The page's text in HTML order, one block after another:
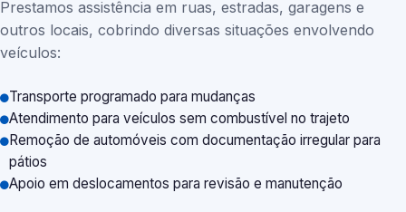
Prestamos assistência em ruas, estradas, garagens e
outros locais, cobrindo diversas situações envolvendo
veículos:
Transporte programado para mudanças
Atendimento para veículos sem combustível no trajeto
Remoção de automóveis com documentação irregular para
pátios
Apoio em deslocamentos para revisão e manutenção